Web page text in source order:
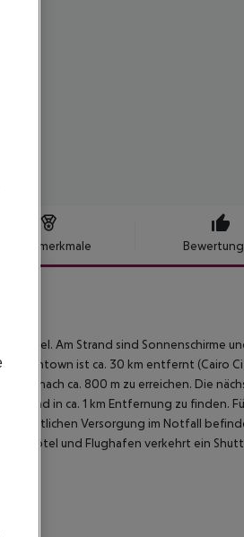
Hotelmerkmale
Hotel. Am Strand sind Sonnenschirme
Downtown ist ca. 30 km entfernt (Cairo
ist nach ca. 800 m zu erreichen. Die
sind in ca. 1 km Entfernung zu finden.
ärztlichen Versorgung im Notfall
Hotel und Flughafen verkehrt ein